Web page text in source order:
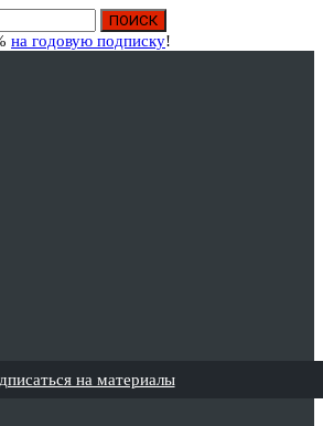
на годовую подписку!
на материалы